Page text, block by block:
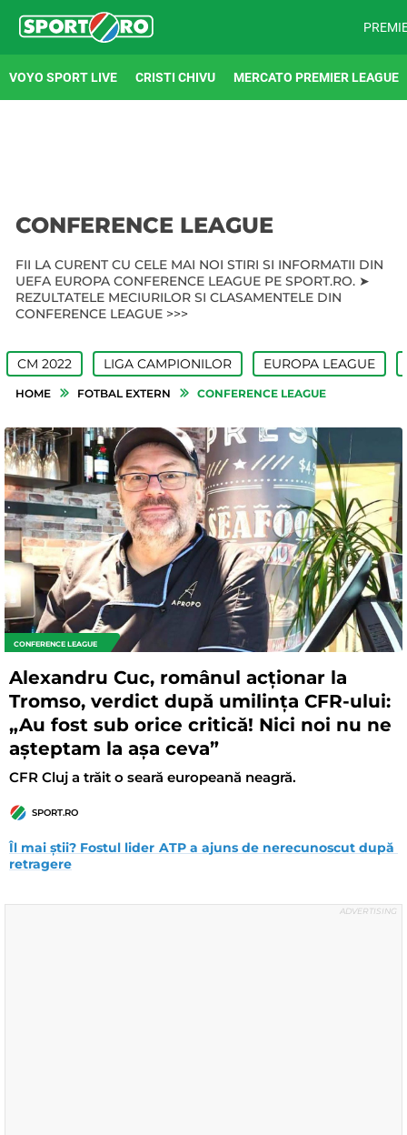
VOYO SPORT LIVE CRISTI CHIVU MERCATO PREMIER LEAGUE
CONFERENCE LEAGUE
FII LA CURENT CU CELE MAI NOI STIRI SI INFORMATII DIN
UEFA EUROPA CONFERENCE LEAGUE PE SPORT.RO. ➤
REZULTATELE MECIURILOR SI CLASAMENTELE DIN
CONFERENCE LEAGUE >>>
CM 2022 LIGA CAMPIONILOR EUROPA LEAGUE
HOME FOTBAL EXTERN CONFERENCE LEAGUE
CONFERENCE LEAGUE
Alexandru Cuc, românul acționar la
Tromso, verdict după umilința CFR-ului:
„Au fost sub orice critică! Nici noi nu ne
așteptam la așa ceva”
CFR Cluj a trăit o seară europeană neagră.
SPORT.RO
Îl mai știi? Fostul lider ATP a ajuns de nerecunoscut după
retragere